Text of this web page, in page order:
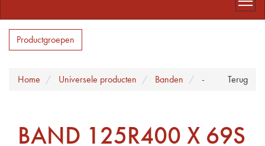
Productgroepen
Terug
Home Universele producten Banden -
BAND 125R400 X 69S